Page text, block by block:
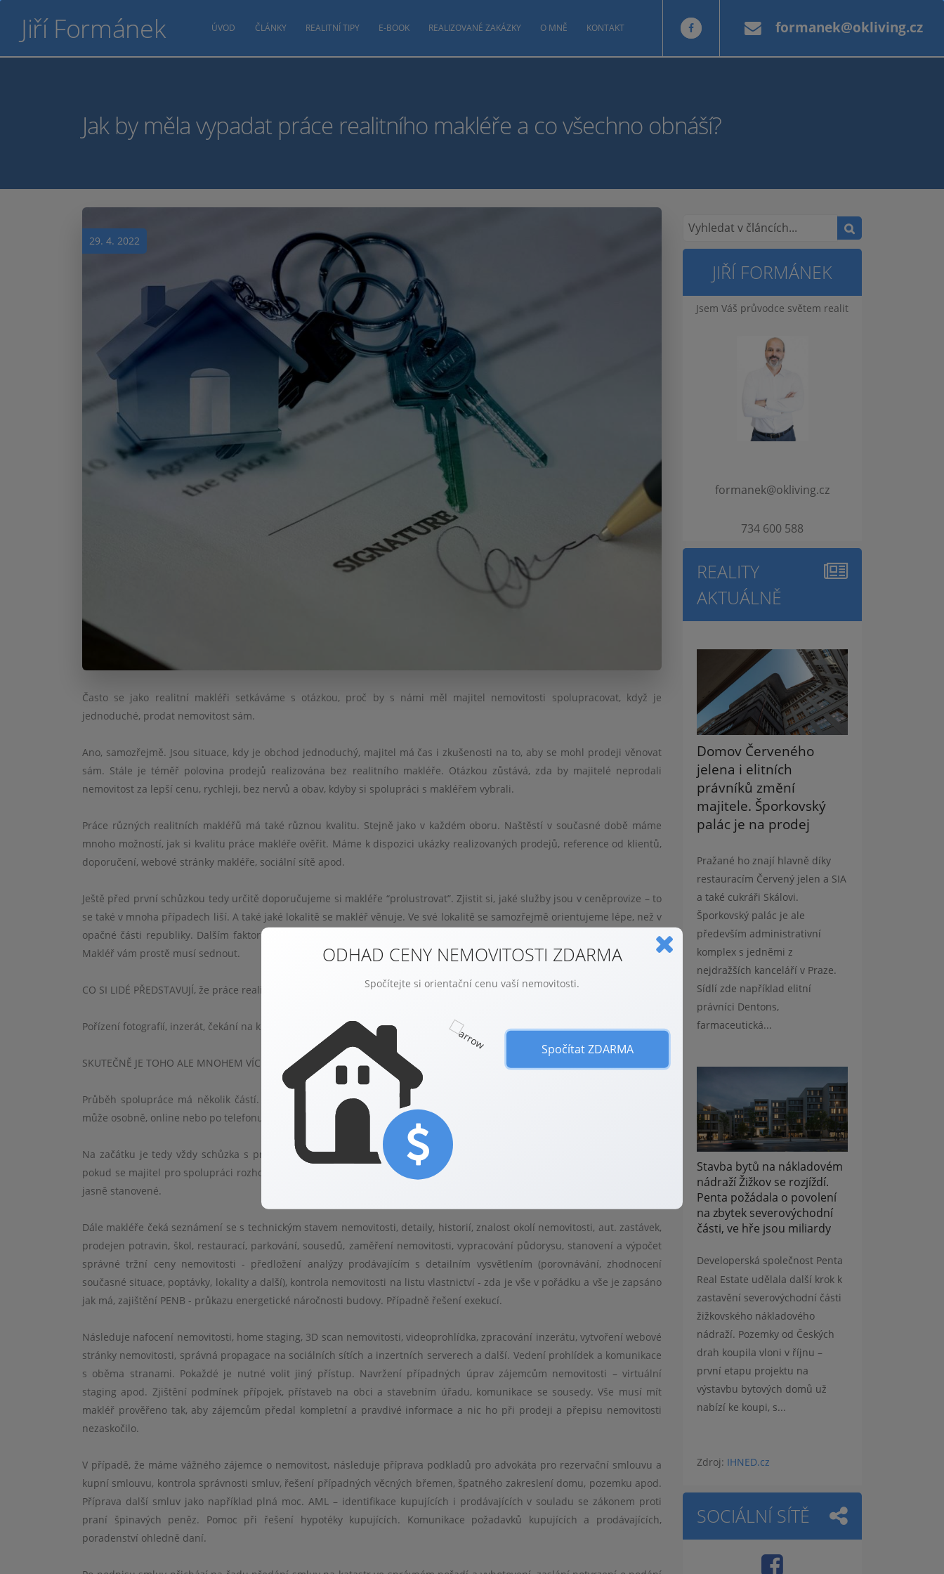
Jiří Formánek ÚVOD ČLÁNKY REALITNÍ TIPY E-BOOK REALIZOVANÉ ZAKÁZKY O MNĚ KONTAKT formanek@okliving.cz
Jak by měla vypadat práce realitního makléře a co všechno obnáší?
29. 4. 2022
Často se jako realitní makléři setkáváme s otázkou, proč by s námi měl majitel nemovitosti spolupracovat, když je
jednoduché, prodat nemovitost sám.
Ano, samozřejmě. Jsou situace, kdy je obchod jednoduchý, majitel má čas i zkušenosti na to, aby se mohl prodeji věnovat
sám. Stále je téměř polovina prodejů realizována bez realitního makléře. Otázkou zůstává, zda by majitelé neprodali
nemovitost za lepší cenu, rychleji, bez nervů a obav, kdyby si spolupráci s makléřem vybrali.
Práce různých realitních makléřů má také různou kvalitu. Stejně jako v každém oboru. Naštěstí v současné době máme
mnoho možností, jak si kvalitu práce makléře ověřit. Máme k dispozici ukázky realizovaných prodejů, reference od klientů,
doporučení, webové stránky makléře, sociální sítě apod.
Ještě před první schůzkou tedy určitě doporučujeme si makléře “prolustrovat”. Zjistit si, jaké služby jsou v ceněprovize – to
se takév mnoha případech liší. A také jaké lokalitě se makléř věnuje. Ve své lokalitě se samozřejmě orientujeme lépe, nežv
opačné části republiky. Dalším faktorem, ale ne vždy úplně rozhodujícím, je d
lka praxe a počet prodaných nemovitostí.
Makléř vám prostě musí sednout.
CO SI LIDÉ PŘEDSTAVUJÍ, že práce realitního makléře obnáší ?
Pořízení fotografií, inzerát, čekání na kupující
SKUTEČNĚ JE TOHO ALE MNOHEM VÍC
Průběh spolupráce má několik částí. První je vždy úvodní konzultace, která by měla být nezávazná a zdarma. Probí
může osobně, online nebo po telefonu.
Na začátku je tedy vždy schůzka s prodávajícími – vysvětlení postupu, ukázka práce, stanovení podmínek spolupráce. A
pokud se majitel pro spolupráci rozhodne, tak podepsání zprostředkovatelsk
jasně stanovené.
Dále makléře čeká seznámení se s technickým stavem nemovitosti, detaily, historií, znalost okolí nemovitosti, aut. zastávek,
prodejen potravin, škol, restaurací, parkování, sousedů, zaměření nemovitosti, vypracování půdorysu, stanovení a výpočet
správnétržní ceny nemovitosti - předložení analýzy prodávajícím s detailním vysvětlením (porovnávání, zhodnocení
současné situace, poptávky, lokality a další), kontrola nemovitosti na listu vlastnictví - zda je vše v pořádku a vše je zapsáno
jak má, zajištění PENB - průkazu energetické náročnosti budovy. Případně řešení exekucí.
Následuje nafocení nemovitosti, home staging, 3D scan nemovitosti, videoprohlídka, zpracování inzerátu, vytvoření webové
stránky nemovitosti, správná propagace na sociálních sítích a inzertních serverech a další. Vedení prohlídek a komunikace
s oběma stranami. Pokaždé je nutnévolit jiný přístup. Navržení případných úprav zájemcům nemovitosti –virtuální
staging apod. Zjištění podmínek přípojek, přístaveb na obci a stavebním úřadu, komunikace se sousedy. Vše musí mít
makléř prověřeno tak, aby zájemcům předal kompletní a pravdivé informace a nic ho při prodeji a přepisu nemovitosti
nezaskočilo.
V případě, že máme vážného zájemce o nemovitost, následuje příprava podkladů pro advokáta pro rezervační smlouvu a
kupní smlouvu, kontrola správnosti smluv, řešení případných věcných břemen, špatného zakreslení domu, pozemku apod.
Příprava další smluv jako například plná moc. AML – identifikace kupujících i prodávajících v souladu se zákonem proti
praní špinavých peněz. Pomoc při řešení hypotéky kupujících. Komunikace požadavků kupujících a prodávajících,
poradenství ohledně daní.
JIŘÍ FORMÁNEK
Jsem Váš průvodce světem realit
formanek@okliving.cz
734 600 588
REALITY
AKTUÁLNĚ
Domov Červeného
jelena i elitních
právníků změní
majitele. Šporkovský
palác je na prodej
Pražané ho znají hlavně díky
restauracím Červený jelen a SIA
a také cukráři Skálovi.
Šporkovský palác je ale
především administrativní
komplex s jedněmi z
nejdražších kanceláří v Praze.
Sídlí zde například elitní
právníci Dentons,
farmaceutická...
Stavba bytů na nákladovém
nádraží Žižkov se rozjíždí.
Penta požádala o povolení
na zbytek severovýchodní
části, ve hře jsou miliardy
Developerská společnost Penta
Real Estate udělala další krok k
zastavění severovýchodní části
žižkovského nákladového
nádraží. Pozemky od Českých
drah koupila vloni v říjnu –
první etapu projektu na
výstavbu bytových domů už
nabízí ke koupi, s...
Zdroj: IHNED.cz
SOCIÁLNÍ SÍTĚ
ODHAD CENY NEMOVITOSTI ZDARMA
Spočítejte si orientační cenu vaší nemovitosti.
Spočítat ZDARMA